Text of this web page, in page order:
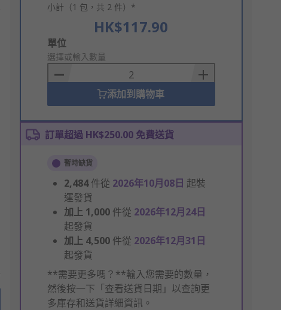
小計（1 包，共 2 件）*
HK$117.90
Add
to
Basket
單位
選擇或輸入數量
添加到購物車
訂單超過 HK$250.00 免費送貨
暫時缺貨
2,484件從 2026年10月08日 起裝
運發貨
加上 1,000 件從 2026年12月24日
起發貨
加上 4,500 件從 2026年12月31日
起發貨
**需要更多嗎？**輸入您需要的數量，
然後按一下「查看送貨日期」以查詢更
多庫存和送貨詳細資訊。